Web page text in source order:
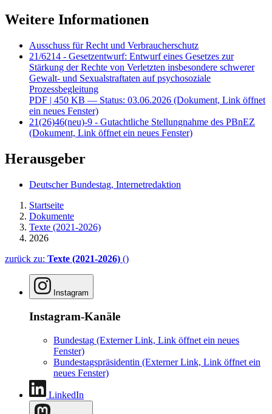
Weitere Informationen
Ausschuss für Recht und Verbraucherschutz
21/6214 - Gesetzentwurf: Entwurf eines Gesetzes zur
Stärkung der Rechte von Verletzten insbesondere schwerer
Gewalt- und Sexualstraftaten auf psychosoziale
Prozessbegleitung
PDF | 450 KB — Status: 03.06.2026 (Dokument, Link öffnet
ein neues Fenster)
21(26)46(neu)-9 - Gutachtliche Stellungnahme des PBnEZ
(Dokument, Link öffnet ein neues Fenster)
Herausgeber
Deutscher Bundestag, Internetredaktion
Startseite
Dokumente
Texte (2021-2026)
2026
zurück zu: Texte (2021-2026) ()
Instagram
Instagram-Kanäle
Bundestag (Externer Link, Link öffnet ein neues
Fenster)
Bundestagspräsidentin (Externer Link, Link öffnet ein
neues Fenster)
LinkedIn